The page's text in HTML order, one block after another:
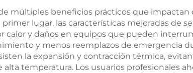
en
múltiples beneficios prácticos que
lugar, las características mejoradas de
calor y daños en equipos que pueden
y menos reemplazos de emergencia
la expansión y contracción térmica,
temperatura. Los usuarios profesionales